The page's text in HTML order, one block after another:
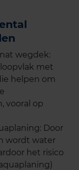
wegdek:
met
helpen om
vooral op
Door
wordt water
het risico